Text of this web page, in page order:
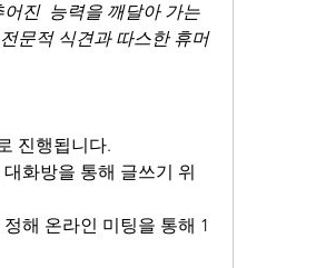
진  능력을 깨달아 가는
문적 식견과 따스한 휴머
진행됩니다.
화방을 통해 글쓰기 위
해 온라인 미팅을 통해 1